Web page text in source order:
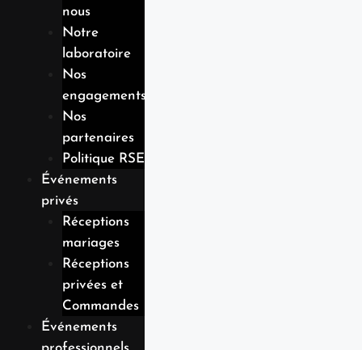
nous
Notre
laboratoire
Nos
engagements
Nos
partenaires
Politique RSE
Événements
privés
Réceptions
mariages
Réceptions
privées et
Commandes
Événements